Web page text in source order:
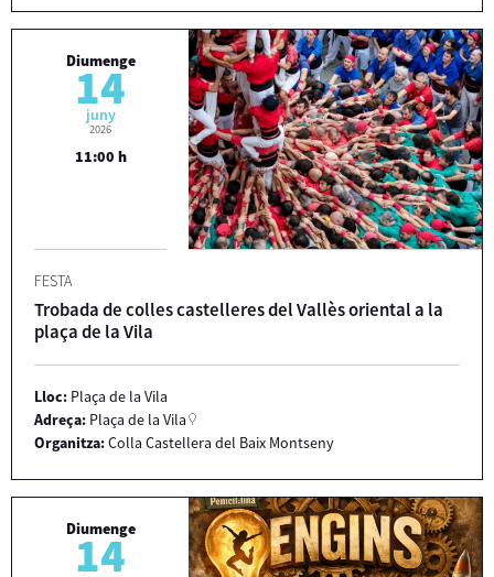
Diumenge
14
juny
2026
11:00 h
FESTA
Trobada de colles castelleres del Vallès oriental a la
plaça de la Vila
Lloc: Plaça de la Vila
Adreça: Plaça de la Vila
Organitza:Colla Castellera del Baix Montseny
Diumenge
14